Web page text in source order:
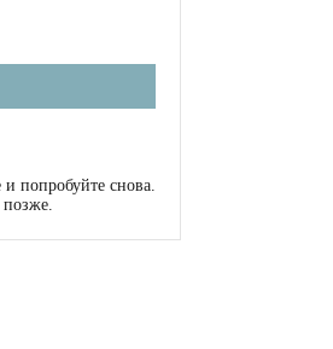
попробуйте снова.
позже.